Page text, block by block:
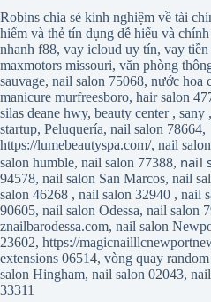
Robins chia sẻ kinh nghiệm về tài
hiểm và thẻ tín dụng dễ hiểu và
nhanh f88, vay icloud uy tín, vay
maxmotors missouri, văn phòng
sauvage, nail salon 75068, nước hoa
manicure murfreesboro, hair salon
silas deane hwy, beauty center, sany ,
startup, Peluquería, nail salon 78664,
https://lumebeautyspa.com/, nail
salon humble, nail salon 77388, nail
94578, nail salon San Marcos, nail
salon 46268 , nail salon 32940 , nail
90605, nail salon Odessa, nail salon
znailbarodessa.com, nail salon
23602, https://
extensions 06514, vòng quay random
salon Hingham, nail salon 02043,
33311